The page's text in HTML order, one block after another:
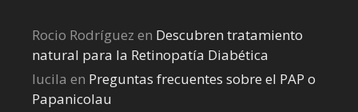
Rocio Rodríguez en Descubren tratamiento
natural para la Retinopatía Diabética
lucila en Preguntas frecuentes sobre el PAP o
Papanicolau